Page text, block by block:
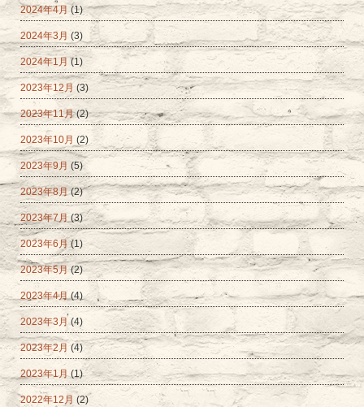
2024年4月 (1)
2024年3月 (3)
2024年1月 (1)
2023年12月 (3)
2023年11月(2)
2023年10月 (2)
2023年9月 (5)
2023年8月(2)
2023年7月 (3)
2023年6月 (1)
2023年5月(2)
2023年4月(4)
2023年3月 (4)
2023年2月 (4)
2023年1月(1)
2022年12月 (2)